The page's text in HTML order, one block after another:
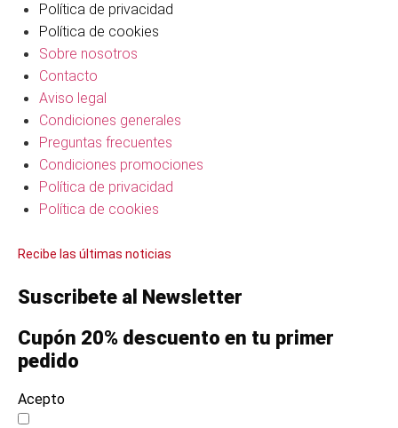
Política de privacidad
Política de cookies
Sobre nosotros
Contacto
Aviso legal
Condiciones generales
Preguntas frecuentes
Condiciones promociones
Política de privacidad
Política de cookies
Recibe las últimas noticias
Suscribete al Newsletter
Cupón 20% descuento en tu primer
pedido
Acepto